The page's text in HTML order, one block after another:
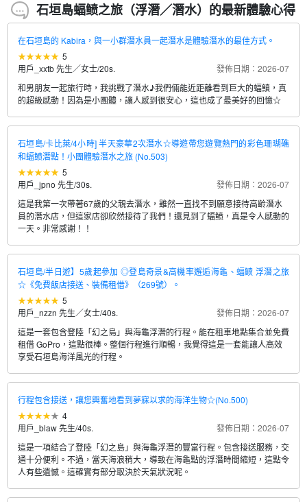
石垣島蝠鲼之旅（浮潛／潛水）的最新體驗心得
在石垣島的 Kabira，與一小群潛水員一起潛水是體驗潛水的最佳方式。
5
用戶_xxtb 先生／女士/20s.
發佈日期：2026-07
和男朋友一起旅行時，我挑戰了潛水♪我們倆能近距離看到巨大的蝠鱝，真
的超級感動！因為是小團體，讓人感到很安心，這也成了最美好的回憶☆
石垣島/卡比萊/4小時] 半天豪華2次潛水☆導遊帶您遊覽熱門的彩色珊瑚礁
和蝠鲼潛點！小團體驗潛水之旅 (No.503)
5
用戶_jpno 先生/30s.
發佈日期：2026-07
這是我第一次帶著67歲的父親去潛水，雖然一直找不到願意接待高齡潛水
員的潛水店，但這家店卻欣然接待了我們！還見到了蝠鲼，真是令人感動的
一天。非常感謝！！
石垣島/半日遊】5歲起參加 ◎登島奇景&高機率邂逅海龜、蝠鲼 浮潛之旅
☆《免費飯店接送、裝備租借》（269號）。
5
用戶_nzzn 先生／女士/40s.
發佈日期：2026-07
這是一套包含登陸「幻之島」與海龜浮潛的行程。能在租車地點集合並免費
租借 GoPro，這點很棒。整個行程進行順暢，我覺得這是一套能讓人高效
享受石垣島海洋風光的行程。
行程包含接送，讓您興奮地看到夢寐以求的海洋生物☆(No.500)
4
用戶_blaw 先生/40s.
發佈日期：2026-07
這是一項結合了登陸「幻之島」與海龜浮潛的豐富行程。包含接送服務，交
通十分便利。不過，當天海浪稍大，導致在海龜點的浮潛時間縮短，這點令
人有些遺憾。這確實有部分取決於天氣狀況呢。